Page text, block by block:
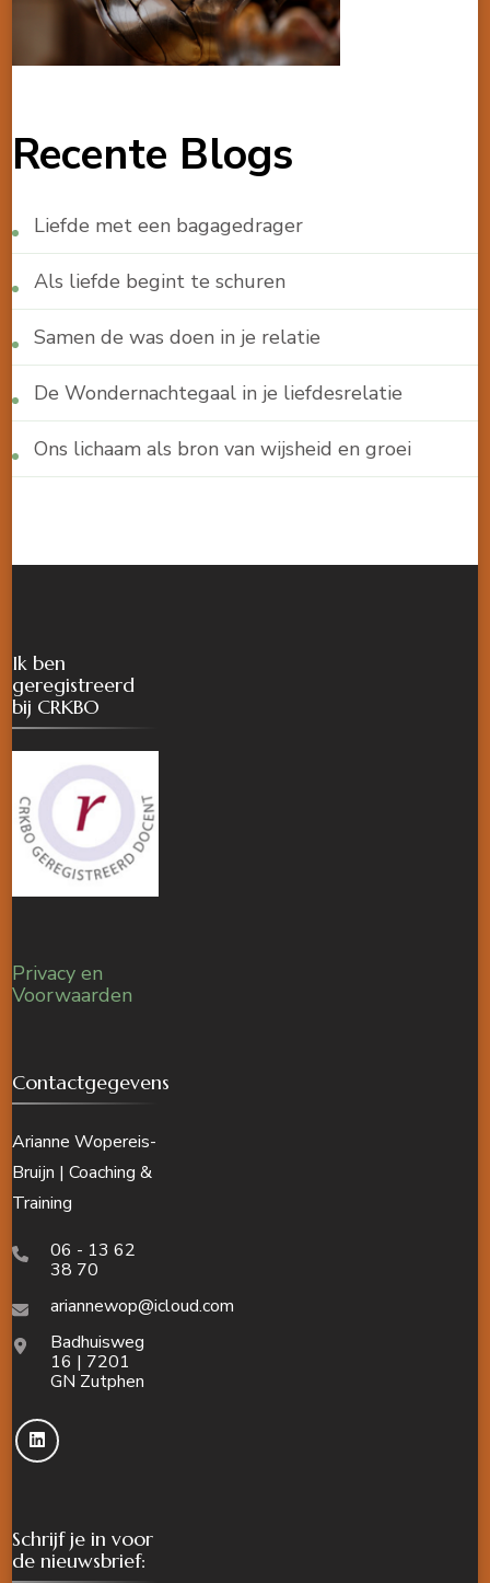
Recente Blogs
Liefde met een bagagedrager
Als liefde begint te schuren
Samen de was doen in je relatie
De Wondernachtegaal in je liefdesrelatie
Ons lichaam als bron van wijsheid en groei
Ik ben
geregistreerd
bij CRKBO
Privacy en
Voorwaarden
Contactgegevens
Arianne Wopereis-
Bruijn | Coaching &
Training
06 - 13 62
38 70
ariannewop@icloud.com
Badhuisweg
16 | 7201
GN Zutphen
Schrijf je in voor
de nieuwsbrief: